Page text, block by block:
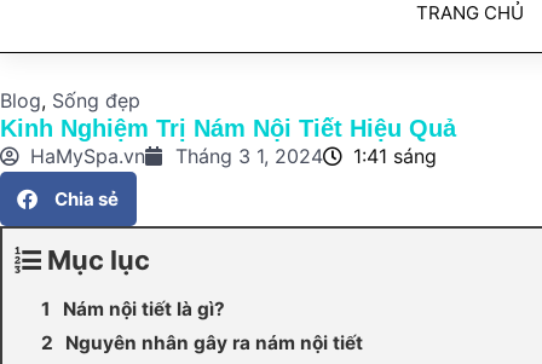
TRANG CHỦ
Blog, Sống đẹp
Kinh Nghiệm Trị Nám Nội Tiết Hiệu Quả
HaMySpa.vn Tháng 3 1, 2024 1:41 sáng
Chia sẻ
Mục lục
Nám nội tiết là gì?
Nguyên nhân gây ra nám nội tiết